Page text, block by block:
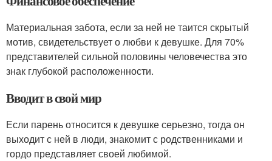
Материальная забота, если за ней не таится скрытый
мотив, свидетельствует о любви к девушке. Для 70%
представителей сильной половины человечества это
знак глубокой расположенности.
Вводит в свой мир
Если парень относится к девушке серьезно, тогда он
выходит с ней в люди, знакомит с родственниками и
гордо представляет своей любимой.